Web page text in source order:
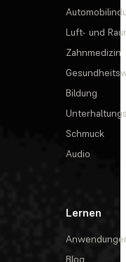
Luft- und
Zahnmedizin
Bildung
Schmuck
Audio
Lernen
Blog